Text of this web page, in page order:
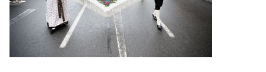
Umzug
Verkehrsregelung und
Parken
Fundsachen